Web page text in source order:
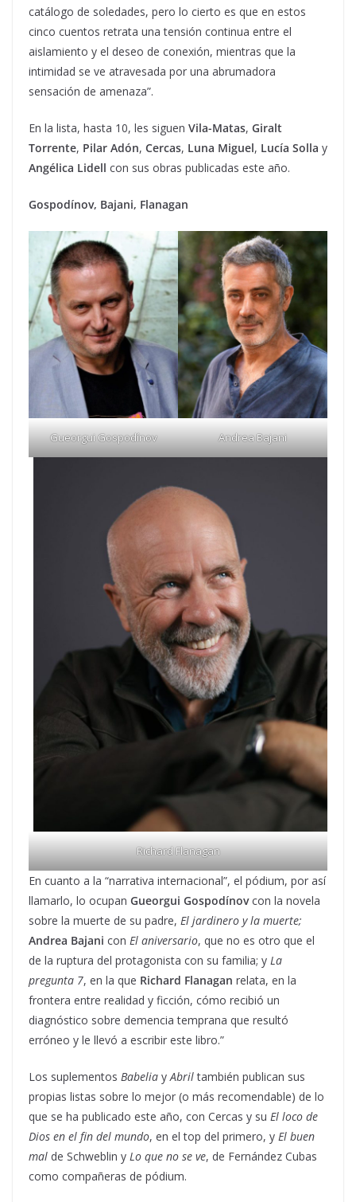
catálogo de soledades, pero lo cierto es que en estos
cinco cuentos retrata una tensión continua entre el
aislamiento y el deseo de conexión, mientras que la
intimidad se ve atravesada por una abrumadora
sensación de amenaza”.
En la lista, hasta 10, les siguen Vila-Matas, Giralt
Torrente, Pilar Adón, Cercas, Luna Miguel, Lucía Solla y
Angélica Lidell con sus obras publicadas este año.
Gospodínov, Bajani, Flanagan
Gueorgui Gospodínov Andrea Bajani
Richard Flanagan
En cuanto a la “narrativa internacional”, el pódium, por así
llamarlo, lo ocupan Gueorgui Gospodínovcon la novela
sobre la muerte de su padre, El jardinero y la muerte;
Andrea Bajani con El aniversario, que no es otro que el
de la ruptura del protagonista con su familia; y La
pregunta 7, en la que Richard Flanagan relata, en la
frontera entre realidad y ficción, cómo recibió un
diagnóstico sobre demencia temprana que resultó
erróneo y le llevó a escribir este libro.”
Los suplementos Babelia y Abriltambién publican sus
propias listas sobre lo mejor (o más recomendable) de lo
que se ha publicado este año, con Cercas y su El loco de
Dios en el fin del mundo, en el top del primero, y El buen
mal de Schweblin y Lo que no se ve, de Fernández Cubas
como compañeras de pódium.